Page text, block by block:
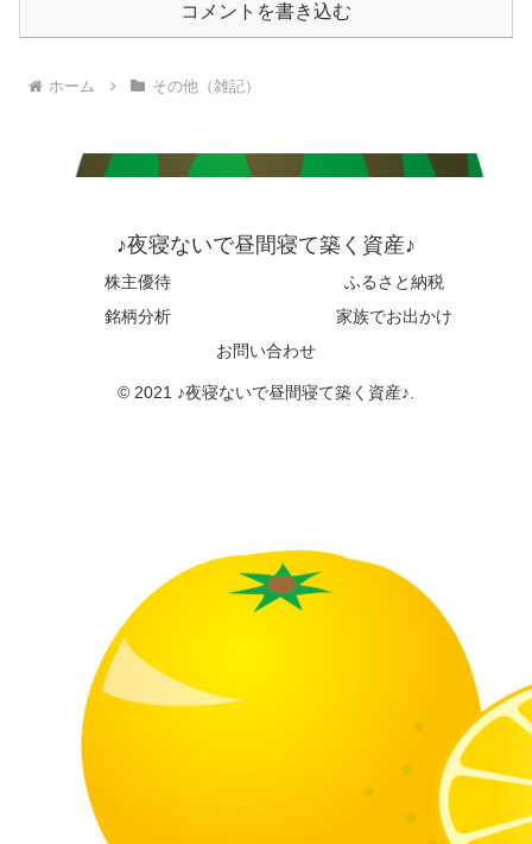
コメントを書き込む
ホーム その他（雑記）
♪夜寝ないで昼間寝て築く資産♪
株主優待
ふるさと納税
銘柄分析
家族でお出かけ
お問い合わせ
© 2021 ♪夜寝ないで昼間寝て築く資産♪.